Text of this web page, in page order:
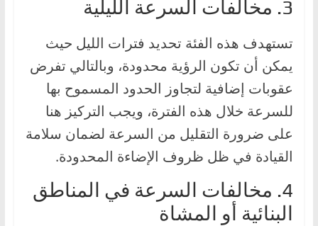
3. مخالفات السرعة الليلية
تستهدف هذه الفئة تحديد فترات الليل حيث
يمكن أن تكون الرؤية محدودة، وبالتالي تفرض
عقوبات إضافية لتجاوز الحدود المسموح بها
للسرعة خلال هذه الفترة، ويجب التركيز هنا
على ضرورة التقليل من السرعة لضمان سلامة
القيادة في ظل ظروف الإضاءة المحدودة.
4. مخالفات السرعة في المناطق
البنائية أو المشاة